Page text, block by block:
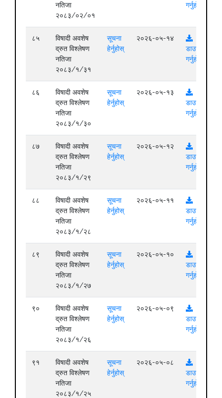
नतिजा
२०८३/०२/०१
गर्नुहोस्
८५
विषादी अवशेष
द्रुत विश्लेषण
नतिजा
२०८३/१/३१
सूचना
हेर्नुहोस्
२०२६-०५-१४
डाउनलोड
गर्नुहोस्
८६
विषादी अवशेष
द्रुत विश्लेषण
नतिजा
२०८३/१/३०
सूचना
हेर्नुहोस्
२०२६-०५-१३
डाउनलोड
गर्नुहोस्
८७
विषादी अवशेष
द्रुत विश्लेषण
नतिजा
२०८३/१/२९
सूचना
हेर्नुहोस्
२०२६-०५-१२
डाउनलोड
गर्नुहोस्
८८
विषादी अवशेष
द्रुत विश्लेषण
नतिजा
२०८३/१/२८
सूचना
हेर्नुहोस्
२०२६-०५-११
डाउनलोड
गर्नुहोस्
८९
विषादी अवशेष
द्रुत विश्लेषण
नतिजा
२०८३/१/२७
सूचना
हेर्नुहोस्
२०२६-०५-१०
डाउनलोड
गर्नुहोस्
९०
विषादी अवशेष
द्रुत विश्लेषण
नतिजा
२०८३/१/२६
सूचना
हेर्नुहोस्
२०२६-०५-०९
डाउनलोड
गर्नुहोस्
९१
विषादी अवशेष
द्रुत विश्लेषण
नतिजा
२०८३/१/२५
सूचना
हेर्नुहोस्
२०२६-०५-०८
डाउनलोड
गर्नुहोस्